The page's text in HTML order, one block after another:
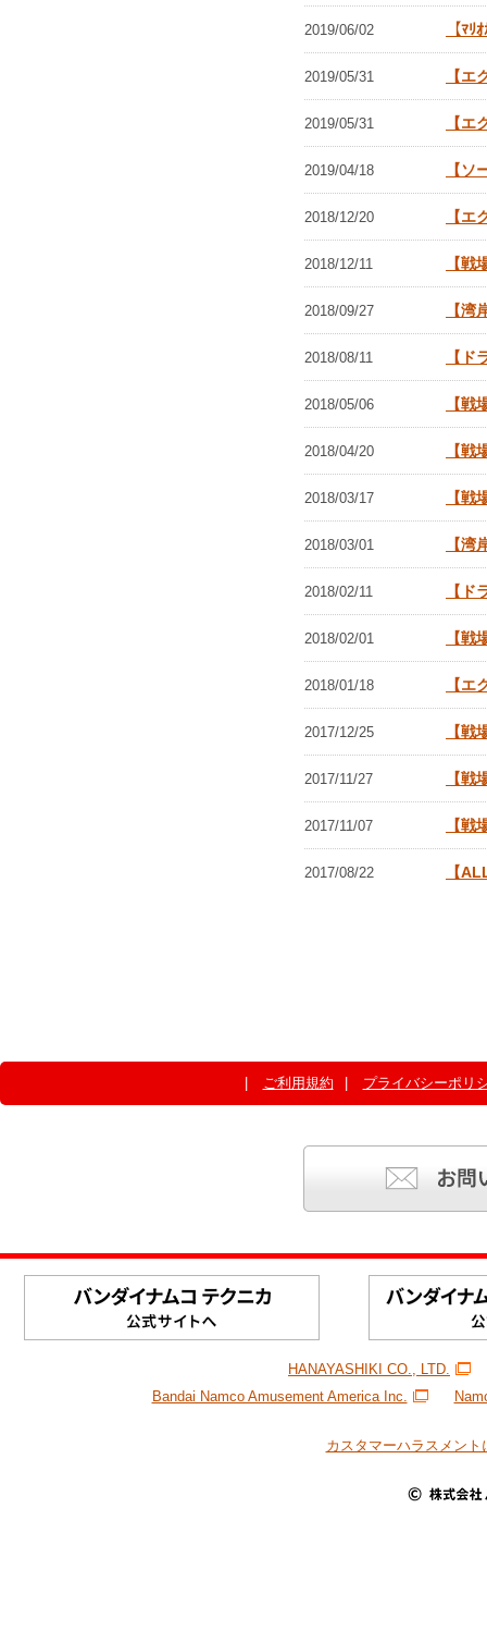
2019/06/02 【ﾏ
2019/05/31 【
2019/05/31 【
2019/04/18 【
2018/12/20 【
2018/12/11 【
2018/09/27 【
2018/08/11 【
2018/05/06 【
2018/04/20 【
2018/03/17 【
2018/03/01 【
2018/02/11 【
2018/02/01 【
2018/01/18 【
2017/12/25 【
2017/11/27 【
2017/11/07 【
2017/08/22 【
ご利用規約 プライバシーポリ
HANAYASHIKI CO., LTD.
Bandai Namco Amusement America Inc.
カスタマーハラスメン